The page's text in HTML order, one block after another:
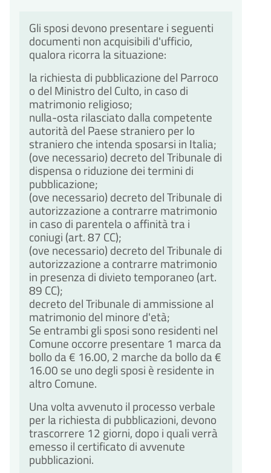
Gli sposi devono presentare i seguenti
documenti non acquisibili d'ufficio,
qualora ricorra la situazione:
la richiesta di pubblicazione del Parroco
o del Ministro del Culto, in caso di
matrimonio religioso;
nulla-osta rilasciato dalla competente
autorità del Paese straniero per lo
straniero che intenda sposarsi in Italia;
(ove necessario) decreto del Tribunale di
dispensa o riduzione dei termini di
pubblicazione;
(ove necessario) decreto del Tribunale di
autorizzazione a contrarre matrimonio
in caso di parentela o affinità tra i
coniugi (art. 87 CC);
(ove necessario) decreto del Tribunale di
autorizzazione a contrarre matrimonio
in presenza di divieto temporaneo (art.
89 CC);
decreto del Tribunale di ammissione al
matrimonio del minore d'età;
Se entrambi gli sposi sono residenti nel
Comune occorre presentare 1 marca da
bollo da € 16.00, 2 marche da bollo da €
16.00 se uno degli sposi è residente in
altro Comune.
Una volta avvenuto il processo verbale
per la richiesta di pubblicazioni, devono
trascorrere 12 giorni, dopo i quali verrà
emesso il certificato di avvenute
pubblicazioni.